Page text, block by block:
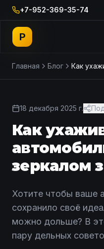
+7-952-369-35-74
P
Главная Блог
18 декабря 2025 г.
Как
зеркалом
Хотите чтобы ваше
сохранило своё
можно дольше? В
пару дельных